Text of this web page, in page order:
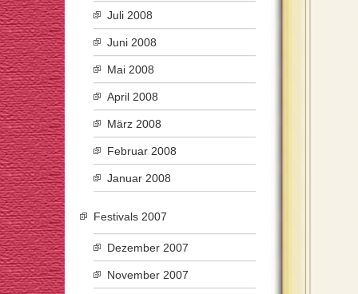
Juli 2008
Juni 2008
Mai 2008
April 2008
März 2008
Februar 2008
Januar 2008
Festivals 2007
Dezember 2007
November 2007